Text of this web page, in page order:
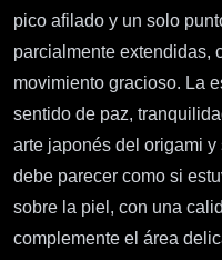
pico afilado y un solo
parcialmente extendidas,
movimiento gracioso. La
sentido de paz,
arte japonés del origami
debe parecer como si
sobre la piel, con una
complemente el área